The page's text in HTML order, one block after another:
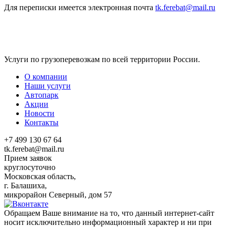
Для переписки имеется электронная почта tk.ferebat@mail.ru
Услуги по грузоперевозкам по всей территории России.
О компании
Наши услуги
Автопарк
Акции
Новости
Контакты
+7 499 130 67 64
tk.ferebat@mail.ru
Прием заявок
круглосуточно
Московская область,
г. Балашиха,
микрорайон Северный, дом 57
Обращаем Ваше внимание на то, что данный интернет-сайт
носит исключительно информационный характер и ни при